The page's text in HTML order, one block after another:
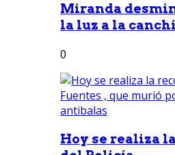
Miranda
la luz a la
0
Hoy se realiza